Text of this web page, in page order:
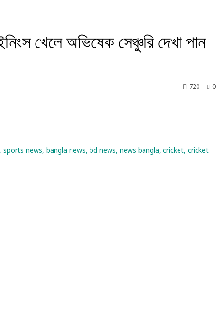
খেলে অভিষেক সেঞ্চুরি দেখা পান
0
720